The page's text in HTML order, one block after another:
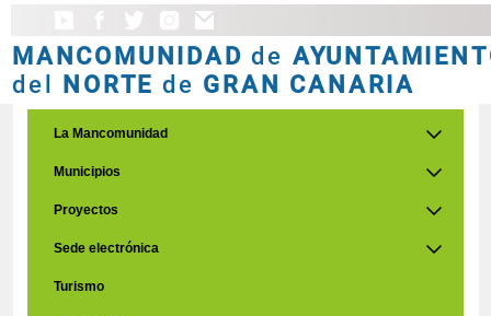
MANCOMUNIDAD de
del NORTE de GRAN CANARIA
La Mancomunidad
Municipios
Proyectos
Sede electrónica
Turismo